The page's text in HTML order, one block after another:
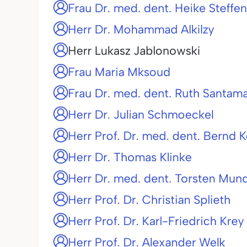
Frau Dr. med. dent. Heike Steffen
Herr Dr. Mohammad Alkilzy
Herr Lukasz Jablonowski
Frau Maria Mksoud
Frau Dr. med. dent. Ruth
Herr Dr. Julian Schmoeckel
Herr Prof. Dr. med. dent. Bernd
Herr Dr. Thomas Klinke
Herr Dr. med. dent. Torsten
Herr Prof. Dr. Christian Splieth
Herr Prof. Dr. Karl-Friedrich Krey
Herr Prof. Dr. Alexander Welk